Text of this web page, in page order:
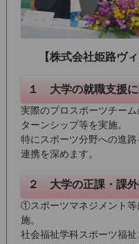
【株式会社姫路ヴ
１ 大学の就職支援
実際のプロスポーツチー
ターンシップ等を実施。
特にスポーツ分野への進
連携を深めます。
２ 大学の正課・課
①スポーツマネジメント等
施。
社会福祉学科スポーツ福